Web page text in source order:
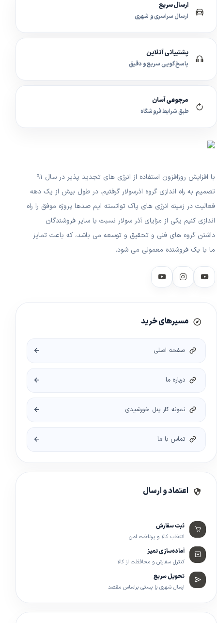
ارسال سریع
ارسال سراسری و شهری
پشتیبانی آنلاین
پاسخ‌گویی سریع و دقیق
مرجوعی آسان
طبق شرایط فروشگاه
با افزایش روزافزون استفاده از انرژی های تجدید پذیر در سال ۹۱
تصمیم به راه اندازی گروه اذرسولار گرفتیم. در طول بیش از یک دهه
فعالیت در زمینه انرژی های پاک تواتسته ایم صدها پروژه موفق را راه
اندازی کنیم یکی از مزایای آذر سولار نسبت با سایر فروشندگان
داشتن گروه های فنی و تحقیق و توسعه می باشد، که باعث تمایز
ما با یک فروشنده معمولی می شود.
مسیرهای خرید
صفحه اصلی
درباره ما
نمونه کار پنل خورشیدی
تماس با ما
اعتماد و ارسال
ثبت سفارش
انتخاب کالا و پرداخت امن
آماده‌سازی تمیز
کنترل سفارش و محافظت از کالا
تحویل سریع
ارسال شهری یا پستی براساس مقصد